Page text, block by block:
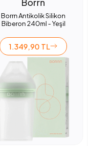
Borrn Antikolik Silikon
Biberon 240ml - Yeşil
1.349,90 TL